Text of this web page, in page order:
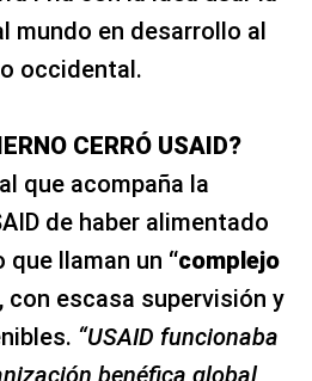
mundo en desarrollo al
occidental.
CERRÓ USAID?
que acompaña la
de haber alimentado
que llaman un “complejo
, con escasa supervisión y
“USAID funcionaba
benéfica global